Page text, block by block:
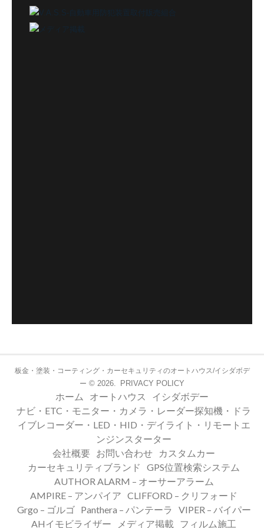
板金・塗装・コーティング・カーセキュリティのオートハウス/イシダボデ
ー © 2026. PRIVACY POLICY
ホーム オートハウス
イシダボデー
ナビ・ETC・モニター・カメラ・レーダー探知機・ドラ
イブレコーダー・LED・HID・デイライト・リモートエ
ンジンスターター
会社概要 お問い合わせ
カスタムカー
カーセキュリティブランド
GPS位置検索システム
AUTHOR ALARM – オーサーアラーム
AMPIRE – アンパイア CLIFFORD – クリフォード
Grgo – ゴルゴ
Panthera – パンテーラ
VIPER – バイパー
AHイモビライザー
メディア掲載 フィルム施工